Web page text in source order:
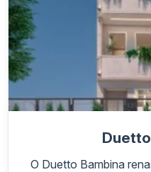
O Duetto Bambina